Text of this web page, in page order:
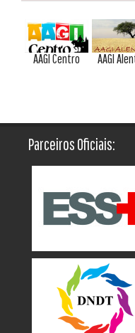
AAGI Centro AAGI
Parceiros Oficiais: